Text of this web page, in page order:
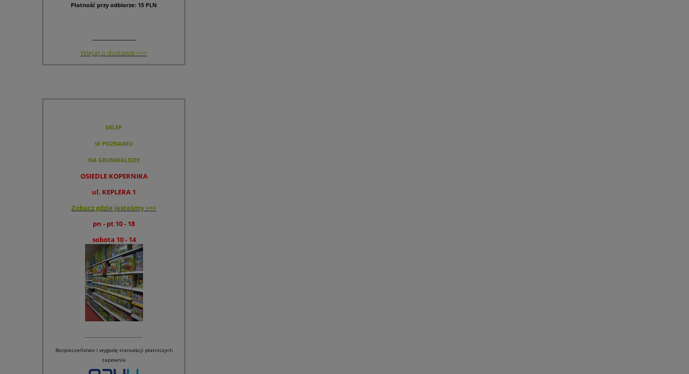
Płatność przy odbiorze: 15 PLN
Więcej o dostawie >>>
SKLEP
W POZNANIU
NA GRUNWALDZIE
OSIEDLE KOPERNIKA
ul. KEPLERA 1
Zobacz gdzie jesteśmy >>>
pn - pt 10 - 18
sobota 10 - 14
Bezpieczeństwo i wygodę transakcji płatniczych
zapewnia